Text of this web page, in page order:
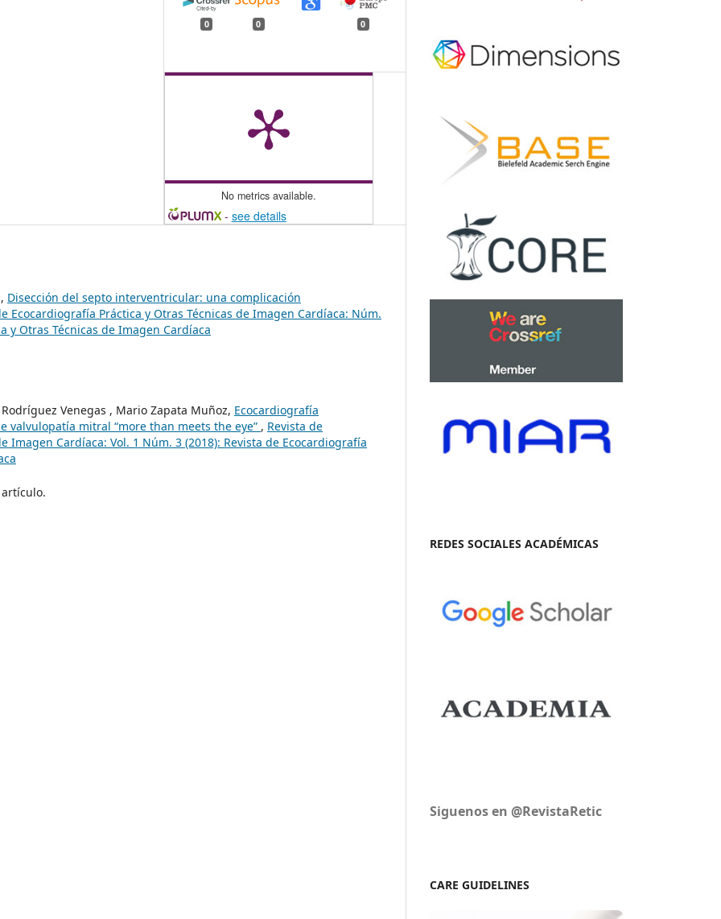
0 0 0
No metrics available.
- see details
Disección del septo interventricular: una complicación
Ecocardiografía Práctica y Otras Técnicas de Imagen Cardíaca: Núm.
y Otras Técnicas de Imagen Cardíaca
Venegas , Mario Zapata Muñoz, Ecocardiografía
valvulopatía mitral “more than meets the eye” , Revista de
Imagen Cardíaca: Vol. 1 Núm. 3 (2018): Revista de Ecocardiografía
REDES SOCIALES ACADÉMICAS
Siguenos en @RevistaRetic
CARE GUIDELINES